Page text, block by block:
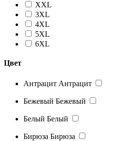
XXL
3XL
4XL
5XL
6XL
Цвет
Антрацит Антрацит
Бежевый Бежевый
Белый Белый
Бирюза Бирюза